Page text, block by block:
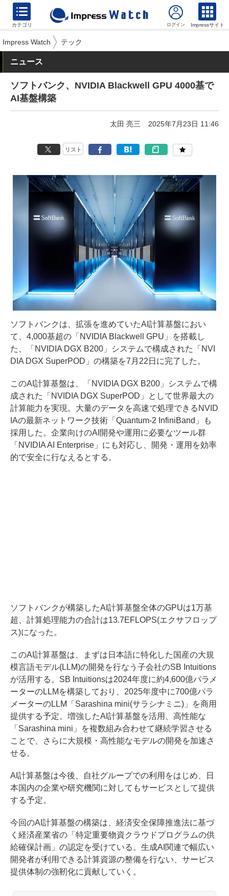
カテゴリ Impressサイト
Impress Watch テック
ニュース
ソフトバンク、NVIDIA Blackwell GPU 4000基で
AI基盤構築
太田 亮三 2025年7月23日 11:46
リスト
ソフトバンクは、拡張を進めていたAI計算基盤におい
て、4,000基超の「NVIDIA Blackwell GPU」を搭載し
た、「NVIDIA DGX B200」システムで構成された「NVI
DIA DGX SuperPOD」の構築を7月22日に完了した。
このAI計算基盤は、「NVIDIA DGX B200」システムで構
成された「NVIDIA DGX SuperPOD」として世界最大の
計算能力を実現。大量のデータを高速で処理できるNVID
IAの最新ネットワーク技術「Quantum-2 InfiniBand」も
採用した。企業向けのAI開発や運用に必要なツール群
「NVIDIA AI Enterprise」にも対応し、開発・運用を効率
的で安全に行なえるとする。
ソフトバンクが構築したAI計算基盤全体のGPUは1万基
超、計算処理能力の合計は13.7EFLOPS(エクサフロップ
ス)になった。
このAI計算基盤は、まずは日本語に特化した国産の大規
模言語モデル(LLM)の開発を行なう子会社のSB Intuitions
が活用する。SB Intuitionsは2024年度に約4,600億パラメ
ーターのLLMを構築しており、2025年度中に700億パラ
メーターのLLM「Sarashina mini(サラシナミニ)」を商用
提供する予定。増強したAI計算基盤を活用、高性能な
「Sarashina mini」を複数組み合わせて継続学習させる
ことで、さらに大規模・高性能なモデルの開発を加速さ
せる。
AI計算基盤は今後、自社グループでの利用をはじめ、日
本国内の企業や研究機関に対してもサービスとして提供
する予定。
今回のAI計算基盤の構築は、経済安全保障推進法に基づ
く経済産業省の「特定重要物資クラウドプログラムの供
給確保計画」の認定を受けている。生成AI関連で幅広い
開発者が利用できる計算資源の整備を行ない、サービス
提供体制の強靭化に貢献していく。